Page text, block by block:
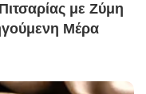
με Ζύμη
Μέρα